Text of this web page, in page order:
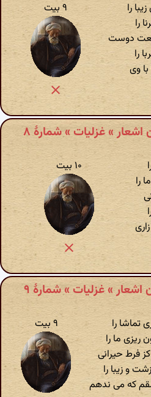
را
را
دوست
را
وی
۹ بیت
» غزلیات » شمارهٔ ۸
را
۱۰ بیت
» غزلیات » شمارهٔ ۹
تماشا را
ریزی ما را
فرط حیرانی
و زیبا را
که می ندهم
۹ بیت